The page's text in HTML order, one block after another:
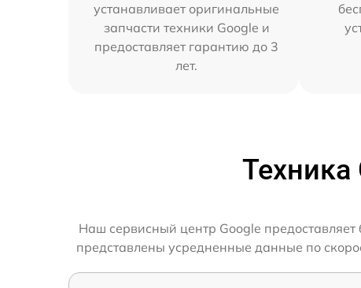
устанавливает оригинальные
запчасти техники Google и
предоставляет гарантию до 3
лет.
Наш сервисный центр Google
представлены усредненные данные по